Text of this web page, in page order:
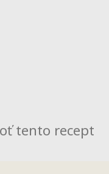
tento recept